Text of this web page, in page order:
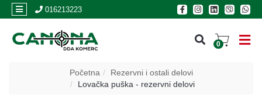
016213223
0
Početna
Rezervni i ostali delovi
Lovačka puška - rezervni delovi